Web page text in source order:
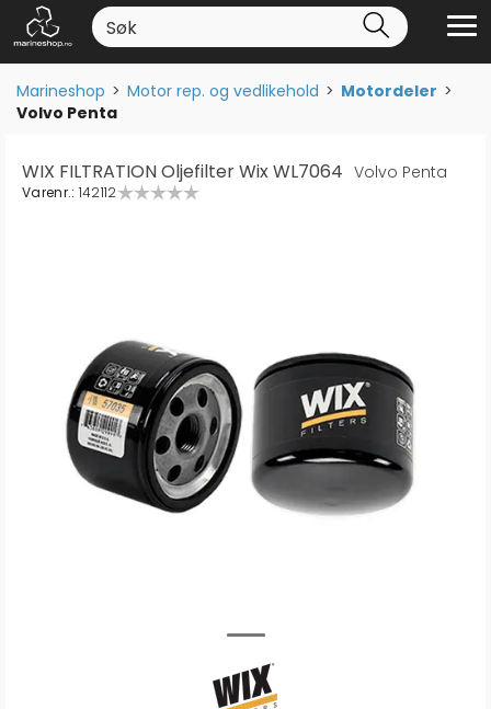
Marineshop>Motor rep. og vedlikehold>Motordeler>
Volvo Penta
WIX FILTRATION Oljefilter Wix WL7064 Volvo Penta
Varenr.: 142112